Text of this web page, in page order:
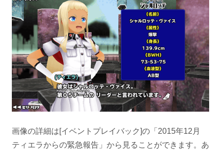
画像の詳細は[イベントプレイバック]の「2015年12月
ティエラからの緊急報告」から見ることができます。あ